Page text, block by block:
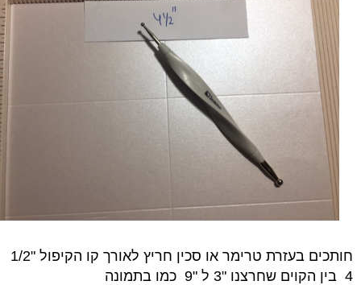
חותכים בעזרת טרימר או סכין חריץ לאורך קו הקיפול "1/2
4 בין הקוים שחרצנו "3 ל "
9 כמו בתמונה